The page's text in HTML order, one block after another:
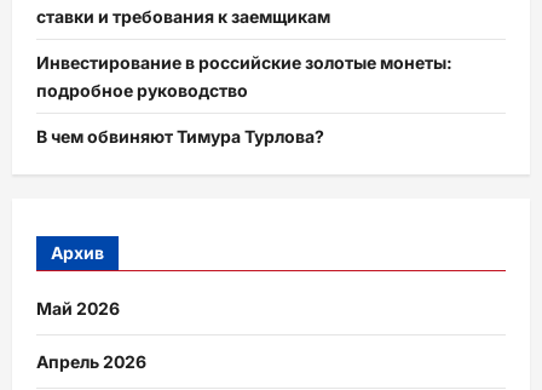
ставки и требования к заемщикам
Инвестирование в российские золотые монеты:
подробное руководство
В чем обвиняют Тимура Турлова?
Архив
Май 2026
Апрель 2026